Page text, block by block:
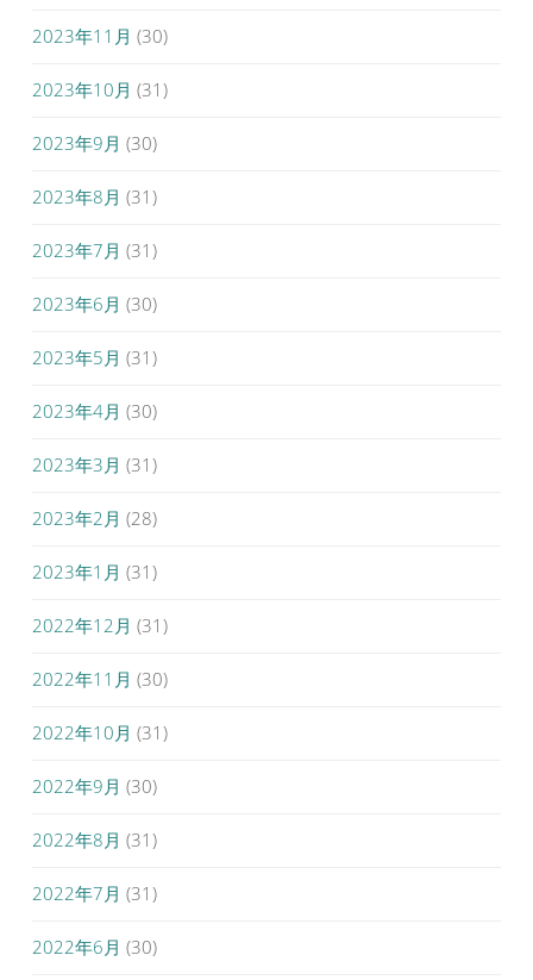
2023年11月 (30)
2023年10月 (31)
2023年9月 (30)
2023年8月 (31)
2023年7月 (31)
2023年6月 (30)
2023年5月 (31)
2023年4月 (30)
2023年3月 (31)
2023年2月 (28)
2023年1月 (31)
2022年12月 (31)
2022年11月 (30)
2022年10月 (31)
2022年9月 (30)
2022年8月 (31)
2022年7月 (31)
2022年6月 (30)